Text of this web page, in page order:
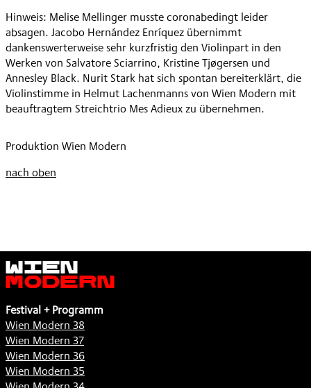
Hinweis: Melise Mellinger musste coronabedingt leider
absagen. Jacobo Hernández Enríquez übernimmt
dankenswerterweise sehr kurzfristig den Violinpart in den
Werken von Salvatore Sciarrino, Kristine Tjøgersen und
Annesley Black. Nurit Stark hat sich spontan bereiterklärt, die
Violinstimme in Helmut Lachenmanns von Wien Modern mit
beauftragtem Streichtrio Mes Adieux zu übernehmen.
Produktion Wien Modern
nach oben
Wien
Modern
Festival + Programm
Wien Modern 38
Wien Modern 37
Wien Modern 36
Wien Modern 35